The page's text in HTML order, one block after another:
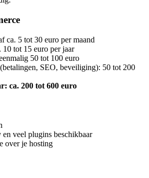
ca. 5 tot 30 euro per maand
10 tot 15 euro per jaar
50 tot 100 euro
SEO, beveiliging): 50 tot 200
ca. 200 tot 600 euro
veel plugins beschikbaar
over je hosting